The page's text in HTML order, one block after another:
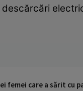
femei care a sărit